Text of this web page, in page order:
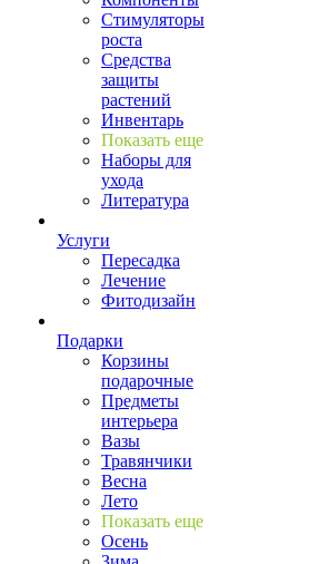
Стимуляторы
роста
Средства
защиты
растений
Инвентарь
Показать еще
Наборы для
ухода
Литература
Услуги
Пересадка
Лечение
Фитодизайн
Подарки
Корзины
подарочные
Предметы
интерьера
Вазы
Травянчики
Весна
Лето
Показать еще
Осень